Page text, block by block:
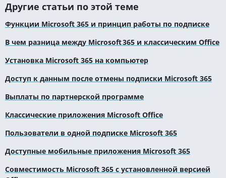
Другие статьи по этой теме
Функции Microsoft 365 и принцип работы по подписке
В чем разница между Microsoft 365 и классическим Office
Установка Microsoft 365 на компьютер
Доступ к данным после отмены подписки Microsoft 365
Выплаты по партнерской программе
Классические приложения Microsoft Office
Пользователи в одной подписке Microsoft 365
Доступные мобильные приложения Microsoft 365
Совместимость Microsoft 365 с установленной версией